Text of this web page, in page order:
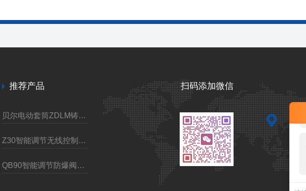
推荐产品
贝尔电动套筒ZDLM铸钢调节阀
Z30智能调节无线控制电动装置
QB90智能调节防爆阀门电动执行装置
扫码添加微信